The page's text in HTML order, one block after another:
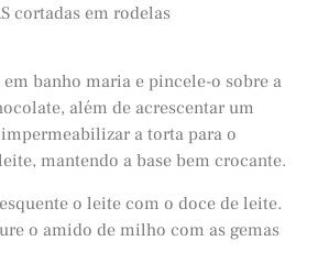
cortadas em rodelas
banho maria e pincele-o sobre a
além de acrescentar um
a torta para o
mantendo a base bem crocante.
o leite com o doce de leite.
o amido de milho com as gemas